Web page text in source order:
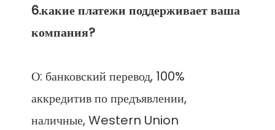
6.какие платежи поддерживает ваша
О: банковский перевод, 100%
аккредитив по предъявлении,
наличные, Western Union